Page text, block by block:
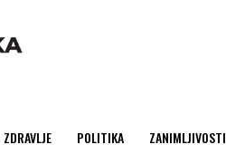
ZDRAVLJE POLITIKA ZANIMLJIVOSTI